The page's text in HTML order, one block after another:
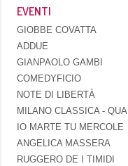
EVENTI
GIOBBE COVATTA
ADDUE
GIANPAOLO GAMBI
COMEDYFICIO
NOTE DI LIBERTÀ
MILANO CLASSICA -
IO MARTE TU MERCOLE
ANGELICA MASSERA
RUGGERO DE I TIMIDI